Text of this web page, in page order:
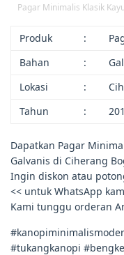
Pagar Minimalis Klasik
Produk :
Bahan
:
Lokasi
:
Tahun
:
Dapatkan Pagar
Galvanis di Ciherang
Ingin diskon atau
<< untuk WhatsApp
Kami tunggu orderan
#tukangkanopi